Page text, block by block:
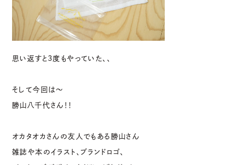
思い返すと3度もやっていた、、
そして今回は〜
勝山八千代さん！！
オカタオカさんの友人でもある勝山さん
雑誌や本のイラスト、ブランドロゴ、